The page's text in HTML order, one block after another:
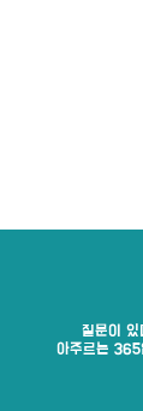
질문이 있
아주르는 365